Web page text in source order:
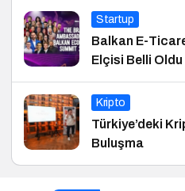
Startup
Balkan E-
Elçisi Belli Oldu
Kripto
Türkiye’deki
Buluşma